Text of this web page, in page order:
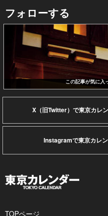
フォローする
この記事が気に入
X（旧Twitter）で東京カレ
Instagramで東京カレ
TOPページ